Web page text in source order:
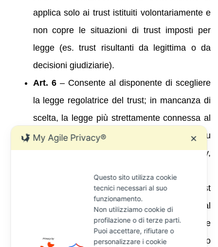
applica solo ai trust istituiti volontariamente e
non copre le situazioni di trust imposti per
legge (es. trust risultanti da legittima o da
decisioni giudiziarie).
Art. 6– Consente al disponente di scegliere
la legge regolatrice del trust; in mancanza di
scelta, la legge più strettamente connessa al
trust si applica. La scelta può cadere su
ordinamenti quali Inghilterra e Galles, Jersey,
– Prevede che i beni del trust
costituiscono unamassa distinta
dal
patrimonio del trustee; non sono soggetti alle
pretese dei creditori del trustee e non fanno
My Agile Privacy® ✕
Questo sito utilizza cookie
tecnici necessari al suo
funzionamento.
Non utilizziamo cookie di
profilazione o di terze parti.
Puoi accettare, rifiutare o
personalizzare i cookie